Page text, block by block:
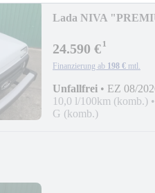
Lada NIVA
24.590 €¹
Finanzierung ab 198 € mtl.
Unfallfrei • EZ 08/
10,0 l/100km (komb.) •
G (komb.)